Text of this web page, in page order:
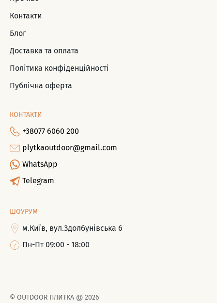
Контакти
Блог
Доставка та оплата
Політика конфіденційності
Публічна оферта
КОНТАКТИ
+38077 6060 200
plytkaoutdoor@gmail.com
WhatsApp
Telegram
ШОУРУМ
м.Київ, вул.Здолбунівська 6
Пн-Пт 09:00 - 18:00
© OUTDOOR ПЛИТКА @ 2026